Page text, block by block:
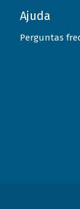
Ajuda
Perguntas